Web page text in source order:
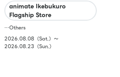
animate Ikebukuro
Flagship Store
…Others
2026.08.08（Sat.）〜
2026.08.23（Sun.）